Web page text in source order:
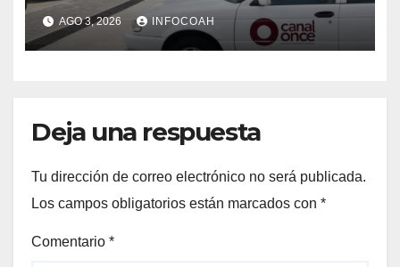
tras ocupación de
instalaciones
AGO 3, 2026 INFOCOAH
Deja una respuesta
Tu dirección de correo electrónico no será publicada.
Los campos obligatorios están marcados con *
Comentario *